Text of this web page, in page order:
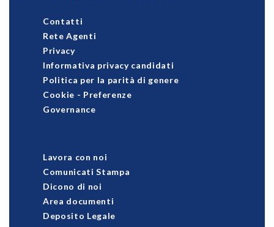
Contatti
Rete Agenti
Privacy
Informativa privacy candidati
Politica per la parità di genere
Cookie - Preferenze
Governance
Lavora con noi
Comunicati Stampa
Dicono di noi
Area documenti
Deposito Legale